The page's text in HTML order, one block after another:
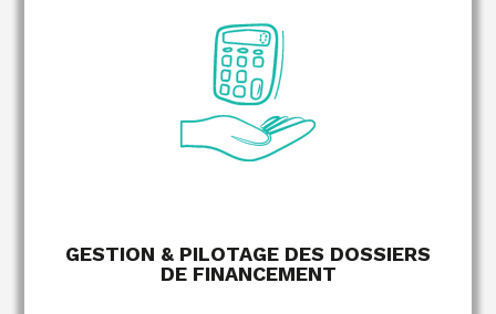
GESTION & PILOTAGE DES DOSSIERS
DE FINANCEMENT
rédaction des argumentaires.
Sécurisation de la conformité
des dossiers, respect des formalismes attendus et
des délais de dépôt.
Pilotage des enveloppes accordées et suivi
EN SAVOIR PLUS